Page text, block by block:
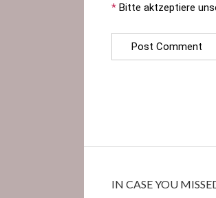
* Bitte aktzeptiere
IN CASE YOU